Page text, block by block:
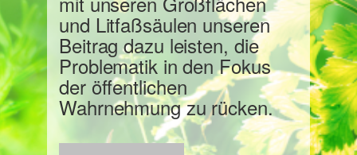
und Litfaßsäulen unseren
Beitrag dazu leisten, die
Problematik in den Fokus
der öffentlichen
Wahrnehmung zu rücken.